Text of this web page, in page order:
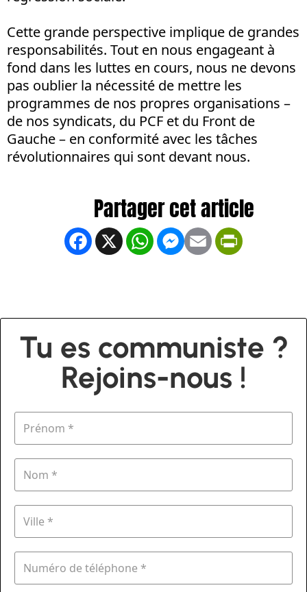
Cette grande perspective implique de grandes
responsabilités. Tout en nous engageant à
fond dans les luttes en cours, nous ne devons
pas oublier la nécessité de mettre les
programmes de nos propres organisations –
de nos syndicats, du PCF et du Front de
Gauche – en conformité avec les tâches
révolutionnaires qui sont devant nous.
Facebook
X WhatsApp
Messenger
Email
Tu es communiste ?
Rejoins-nous !